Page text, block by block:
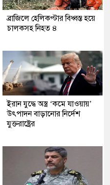
ব্রাজিলে হেলিকপ্টার বিধ্বস্ত হয়ে
চালকসহ নিহত ৪
ইরান যুদ্ধে অস্ত্র ‘কমে যাওয়ায়’
উৎপাদন বাড়ানোর নির্দেশ
যুক্তরাষ্ট্রের